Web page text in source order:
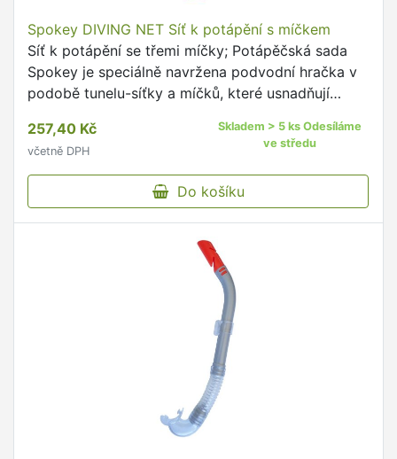
Spokey DIVING NET Síť k potápění s míčkem
Síť k potápění se třemi míčky; Potápěčská sada
Spokey je speciálně navržena podvodní hračka v
podobě tunelu-síťky a míčků, které usnadňují
257,40 Kč
včetně DPH
Skladem > 5 ks Odesíláme
ve středu
Do košíku